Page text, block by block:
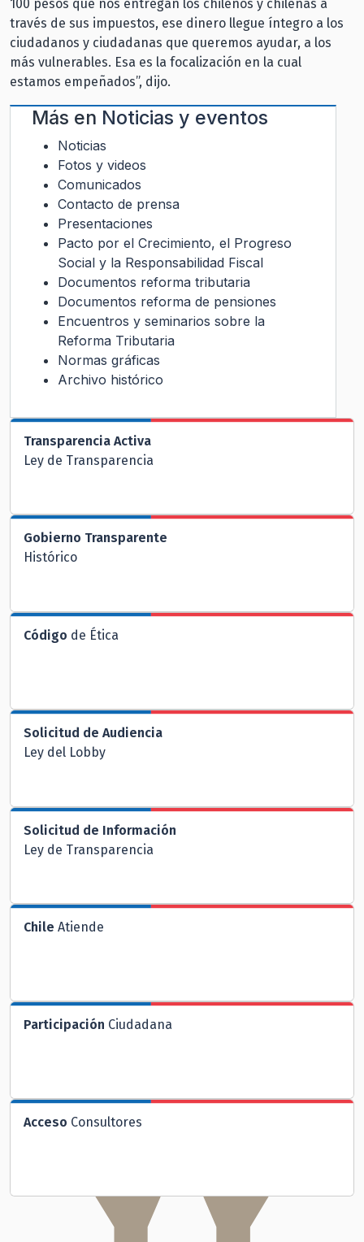
100 pesos que nos entregan los chilenos y chilenas a
través de sus impuestos, ese dinero llegue íntegro a los
ciudadanos y ciudadanas que queremos ayudar, a los
más vulnerables. Esa es la focalización en la cual
estamos empeñados”, dijo.
Más en Noticias y eventos
Noticias
Fotos y videos
Comunicados
Contacto de prensa
Presentaciones
Pacto por el Crecimiento, el Progreso
Social y la Responsabilidad Fiscal
Documentos reforma tributaria
Documentos reforma de pensiones
Encuentros y seminarios sobre la
Reforma Tributaria
Normas gráficas
Archivo histórico
Transparencia Activa
Ley de Transparencia
Gobierno Transparente
Histórico
Código de Ética
Solicitud de Audiencia
Ley del Lobby
Solicitud de Información
Ley de Transparencia
Chile Atiende
Participación Ciudadana
Acceso Consultores